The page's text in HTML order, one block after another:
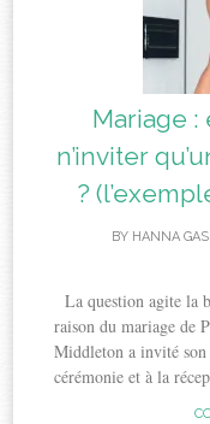
Mariage
n’inviter
?
BY HANNA GAS
La question agite la
raison du mariage de
Middleton a invité
cérémonie et à la